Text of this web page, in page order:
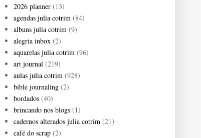
2026 planner (13)
agendas julia cotrim (84)
albuns julia cotrim (9)
alegria inbox (2)
aquarelas julia cotrim (96)
art journal (219)
aulas julia cotrim (928)
bible journaling (2)
bordados (40)
brincando nos blogs (1)
cadernos alterados julia cotrim (21)
café do scrap (2)